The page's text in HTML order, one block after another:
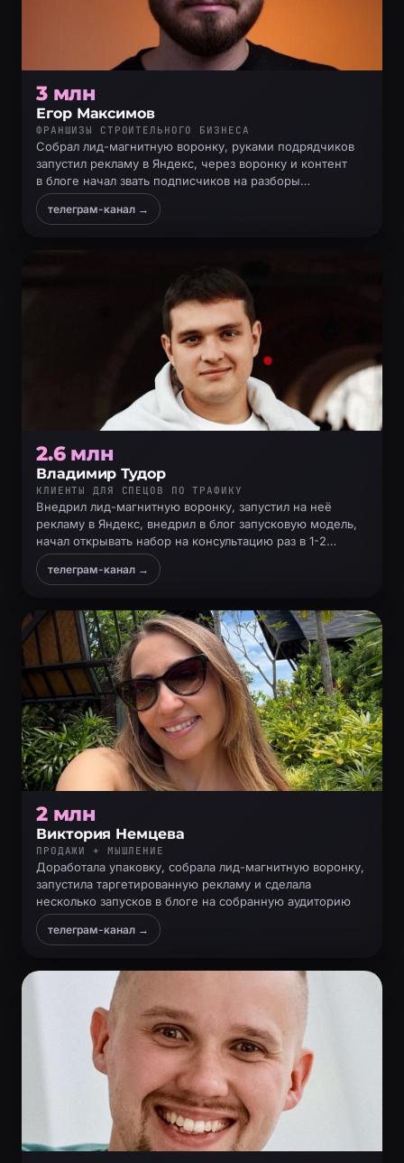
3 млн
Егор Максимов
ФРАНШИЗЫ СТРОИТЕЛЬНОГО БИЗНЕСА
Собрал лид-магнитную воронку, руками подрядчиков
запустил рекламу в Яндекс, через воронку и контент
в блоге начал звать подписчиков на разборы
и продавать на них
телеграм-канал →
2.6 млн
Владимир Тудор
КЛИЕНТЫ ДЛЯ СПЕЦОВ ПО ТРАФИКУ
Внедрил лид-магнитную воронку, запустил на неё
рекламу в Яндекс, внедрил в блог запусковую модель,
начал открывать набор на консультацию раз в 1-2
недели, созваниваться и продавать
телеграм-канал →
2 млн
Виктория Немцева
ПРОДАЖИ + МЫШЛЕНИЕ
Доработала упаковку, собрала лид-магнитную воронку,
запустила таргетированную рекламу и сделала
несколько запусков в блоге на собранную аудиторию
телеграм-канал →